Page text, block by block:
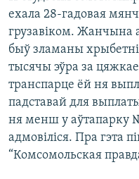
ехала 28-гадовая
грузавіком. Жанчына
быў зламаны
тысячы эўра за
транспарце ёй ня
падставай для
ня менш у аўтапарку
адмовіліся. Пра гэта
“Комсомольская